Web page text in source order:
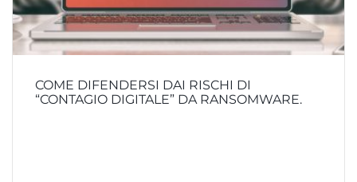
COME DIFENDERSI DAI RISCHI DI
“CONTAGIO DIGITALE” DA RANSOMWARE.